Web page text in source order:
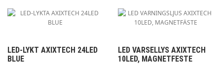
LED-LYKT AXIXTECH 24LED
BLUE
LED VARSELLYS AXIXTECH
10LED, MAGNETFESTE